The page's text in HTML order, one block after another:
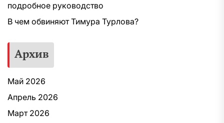
подробное руководство
В чем обвиняют Тимура Турлова?
Архив
Май 2026
Апрель 2026
Март 2026